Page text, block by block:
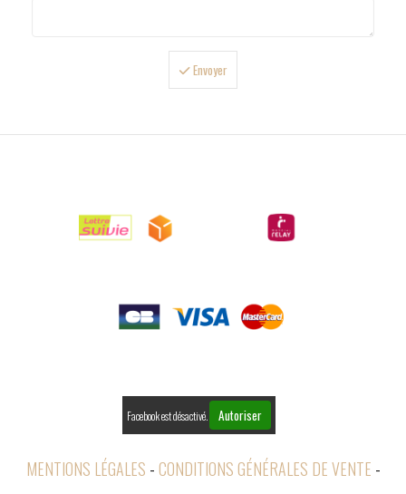
Envoyer
Facebook est désactivé. Autoriser
MENTIONS LÉGALES CONDITIONS GÉNÉRALES DE VENTE